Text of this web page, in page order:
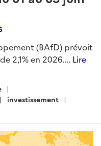
(BAfD) prévoit
2,1% en 2026.... Lire
investissement